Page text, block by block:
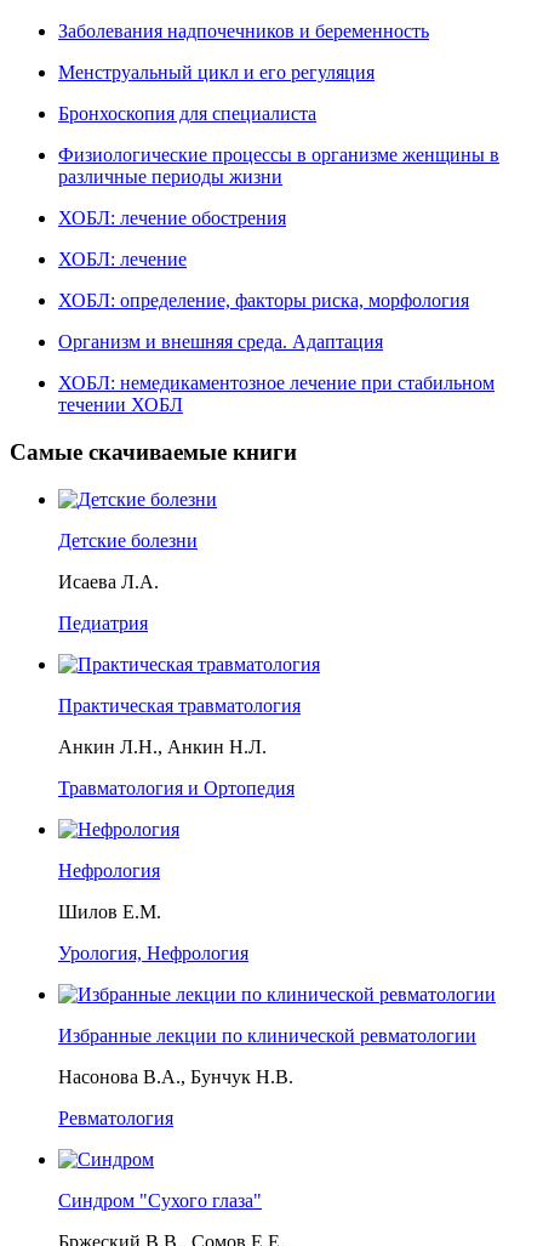
Заболевания надпочечников и беременность
Менструальный цикл и его регуляция
Бронхоскопия для специалиста
Физиологические процессы в организме женщины в
различные периоды жизни
ХОБЛ: лечение обострения
ХОБЛ: лечение
ХОБЛ: определение, факторы риска, морфология
Организм и внешняя среда. Адаптация
ХОБЛ: немедикаментозное лечение при стабильном
течении ХОБЛ
Самые скачиваемые книги
Детские болезни
Исаева Л.А.
Педиатрия
Практическая травматология
Анкин Л.Н., Анкин Н.Л.
Травматология и Ортопедия
Нефрология
Шилов Е.М.
Урология, Нефрология
Избранные лекции по клинической ревматологии
Насонова В.А., Бунчук Н.В.
Ревматология
Синдром "Сухого глаза"
Бржеский В.В., Сомов Е.Е.